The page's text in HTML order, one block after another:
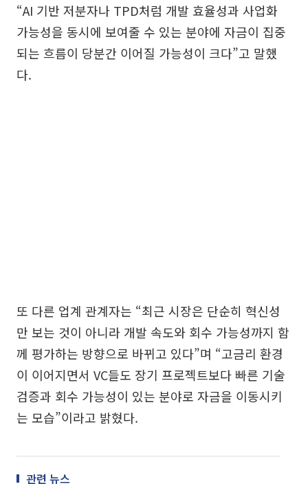
“AI 기반 저분자나 TPD처럼 개발 효율성과 사업화
가능성을 동시에 보여줄 수 있는 분야에 자금이 집중
되는 흐름이 당분간 이어질 가능성이 크다”고 말했
다.
또 다른 업계 관계자는 “최근 시장은 단순히 혁신성
만 보는 것이 아니라 개발 속도와 회수 가능성까지 함
께 평가하는 방향으로 바뀌고 있다”며 “고금리 환경
이 이어지면서 VC들도 장기 프로젝트보다 빠른 기술
검증과 회수 가능성이 있는 분야로 자금을 이동시키
는 모습”이라고 밝혔다.
관련 뉴스